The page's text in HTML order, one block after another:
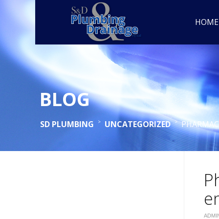
HOME
BLOG
SD PLUMBING > UNCATEGORIZED >